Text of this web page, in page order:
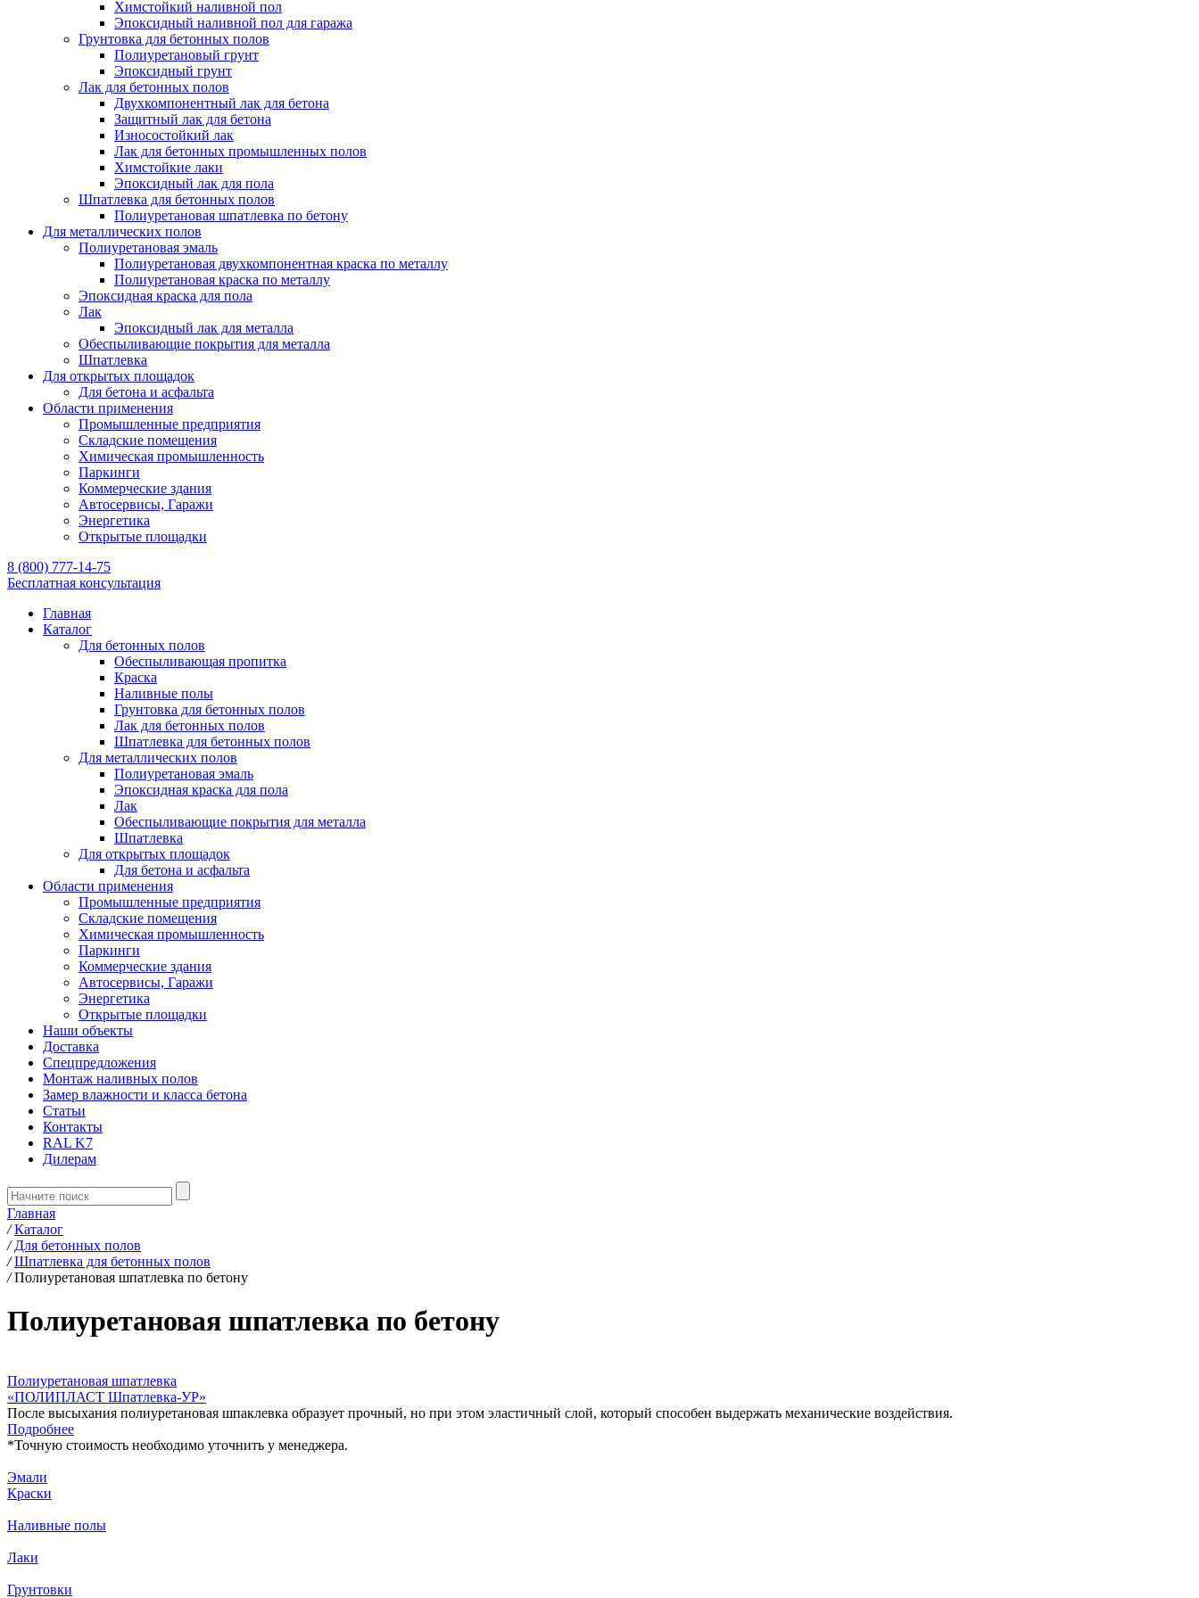
Химстойкий наливной пол
Эпоксидный наливной пол для гаража
Грунтовка для бетонных полов
Полиуретановый грунт
Эпоксидный грунт
Лак для бетонных полов
Двухкомпонентный лак для бетона
Защитный лак для бетона
Износостойкий лак
Лак для бетонных промышленных полов
Химстойкие лаки
Эпоксидный лак для пола
Шпатлевка для бетонных полов
Полиуретановая шпатлевка по бетону
Для металлических полов
Полиуретановая эмаль
Полиуретановая двухкомпонентная краска по металлу
Полиуретановая краска по металлу
Эпоксидная краска для пола
Лак
Эпоксидный лак для металла
Обеспыливающие покрытия для металла
Шпатлевка
Для открытых площадок
Для бетона и асфальта
Области применения
Промышленные предприятия
Складские помещения
Химическая промышленность
Паркинги
Коммерческие здания
Автосервисы, Гаражи
Энергетика
Открытые площадки
8 (800) 777-14-75
Бесплатная консультация
Главная
Каталог
Для бетонных полов
Обеспыливающая пропитка
Краска
Наливные полы
Грунтовка для бетонных полов
Лак для бетонных полов
Шпатлевка для бетонных полов
Для металлических полов
Полиуретановая эмаль
Эпоксидная краска для пола
Лак
Обеспыливающие покрытия для металла
Шпатлевка
Для открытых площадок
Для бетона и асфальта
Области применения
Промышленные предприятия
Складские помещения
Химическая промышленность
Паркинги
Коммерческие здания
Автосервисы, Гаражи
Энергетика
Открытые площадки
Наши объекты
Доставка
Спецпредложения
Монтаж наливных полов
Замер влажности и класса бетона
Статьи
Контакты
RAL K7
Дилерам
Главная
/ Каталог
/ Для бетонных полов
/ Шпатлевка для бетонных полов
/ Полиуретановая шпатлевка по бетону
Полиуретановая шпатлевка по бетону
Полиуретановая шпатлевка
«ПОЛИПЛАСТ Шпатлевка-УР‎»
После высыхания полиуретановая шпаклевка образует прочный, но при этом эластичный слой, который способен выдержать механические воздействия.
Подробнее
*Точную стоимость необходимо уточнить у менеджера.
Эмали
Краски
Наливные полы
Лаки
Грунтовки